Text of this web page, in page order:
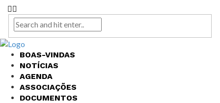
BOAS-VINDAS
NOTÍCIAS
AGENDA
ASSOCIAÇÕES
DOCUMENTOS